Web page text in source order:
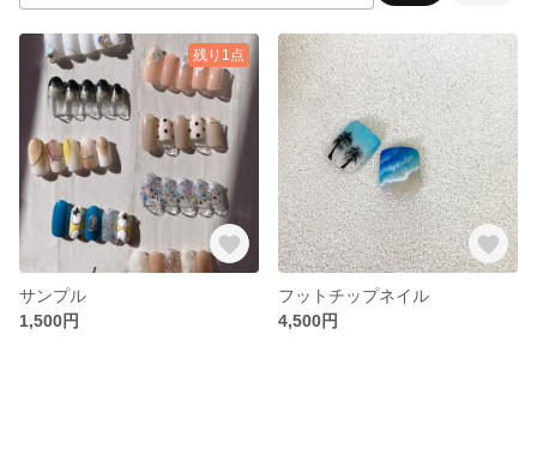
残り1点
サンプル
1,500円
フットチップネイル
4,500円